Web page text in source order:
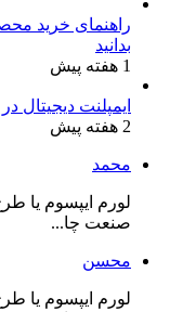
بدانید
1 هفته پیش
ایمپلنت دیجیتال
2 هفته پیش
محمد
لورم ایپسوم یا
صنعت چا...
محسن
لورم ایپسوم یا